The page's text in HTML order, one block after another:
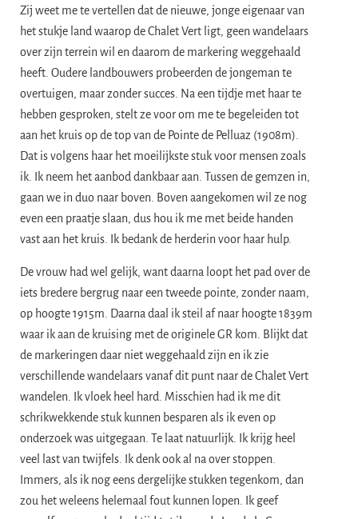
Zij weet me te vertellen dat de nieuwe, jonge eigenaar van
het stukje land waarop de Chalet Vert ligt, geen wandelaars
over zijn terrein wil en daarom de markering weggehaald
heeft. Oudere landbouwers probeerden de jongeman te
overtuigen, maar zonder succes. Na een tijdje met haar te
hebben gesproken, stelt ze voor om me te begeleiden tot
aan het kruis op de top van de Pointe de Pelluaz (1908m).
Dat is volgens haar het moeilijkste stuk voor mensen zoals
ik. Ik neem het aanbod dankbaar aan. Tussen de gemzen in,
gaan we in duo naar boven. Boven aangekomen wil ze nog
even een praatje slaan, dus hou ik me met beide handen
vast aan het kruis. Ik bedank de herderin voor haar hulp.
​De vrouw had wel gelijk, want daarna loopt het pad over de
iets bredere bergrug naar een tweede pointe, zonder naam,
op hoogte 1915m. Daarna daal ik steil af naar hoogte 1839m
waar ik aan de kruising met de originele GR kom. Blijkt dat
de markeringen daar niet weggehaald zijn en ik zie
verschillende wandelaars vanaf dit punt naar de Chalet Vert
wandelen. Ik vloek heel hard. Misschien had ik me dit
schrikwekkende stuk kunnen besparen als ik even op
onderzoek was uitgegaan. Te laat natuurlijk. Ik krijg heel
veel last van twijfels. Ik denk ook al na over stoppen.
Immers, als ik nog eens dergelijke stukken tegenkom, dan
zou het weleens helemaal fout kunnen lopen. Ik geef